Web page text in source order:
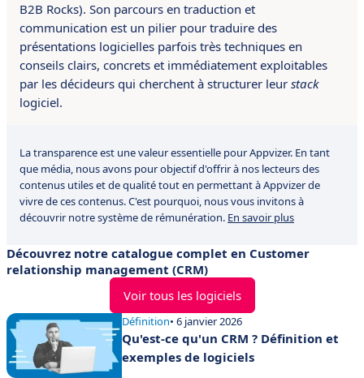
B2B Rocks). Son parcours en traduction et
communication est un pilier pour traduire des
présentations logicielles parfois très techniques en
conseils clairs, concrets et immédiatement exploitables
par les décideurs qui cherchent à structurer leur stack
logiciel.
La transparence est une valeur essentielle pour Appvizer. En tant
que média, nous avons pour objectif d'offrir à nos lecteurs des
contenus utiles et de qualité tout en permettant à Appvizer de
vivre de ces contenus. C'est pourquoi, nous vous invitons à
découvrir notre système de rémunération. En savoir plus
Découvrez notre catalogue complet en Customer
relationship management (CRM)
Voir tous les logiciels
Définition• 6 janvier 2026
Qu'est-ce qu'un CRM ? Définition et
exemples de logiciels